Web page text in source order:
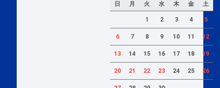
日 月 火 水 木 金 土
1 2 3 4 5
6 7 8 9 10 11 12
13 14 15 16 17 18 19
20 21 22 23 24 25 26